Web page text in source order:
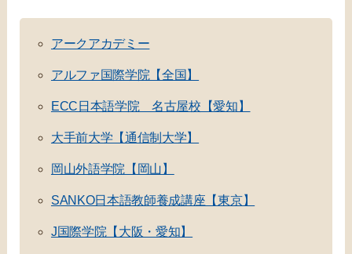
アークアカデミー
アルファ国際学院【全国】
ECC日本語学院 名古屋校【愛知】
大手前大学【通信制大学】
岡山外語学院【岡山】
SANKO日本語教師養成講座【東京】
J国際学院【大阪・愛知】